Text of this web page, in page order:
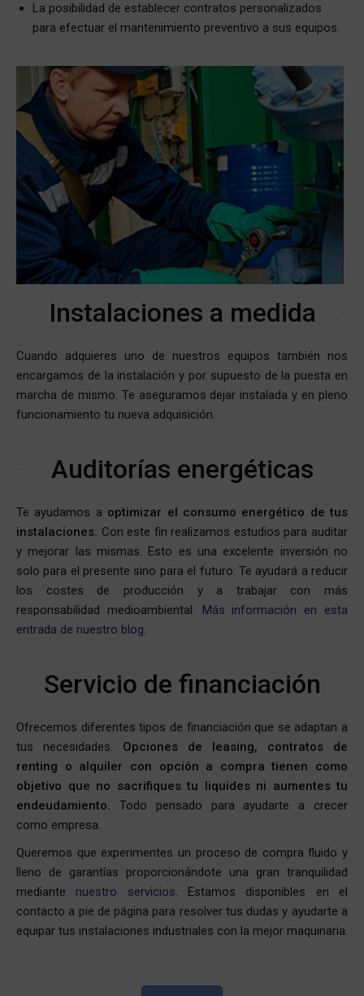
La posibilidad de establecer contratos personalizados
para efectuar el mantenimiento preventivo a sus equipos.
Instalaciones a medida
Cuando adquieres uno de nuestros equipos también nos
encargamos de la instalación y por supuesto de la puesta en
marcha de mismo. Te aseguramos dejar instalada y en pleno
funcionamiento tu nueva adquisición.
Auditorías energéticas
Te ayudamos a optimizar el consumo energético de tus
instalaciones. Con este fin realizamos estudios para auditar
y mejorar las mismas. Esto es una excelente inversión no
solo para el presente sino para el futuro. Te ayudará a reducir
los costes de producción y a trabajar con más
responsabilidad medioambiental. Más información en esta
entrada de nuestro blog.
Servicio de financiación
Ofrecemos diferentes tipos de financiación que se adaptan a
tus necesidades. Opciones de leasing, contratos de
renting o alquiler con opción a compra tienen como
objetivo que no sacrifiques tu liquides ni aumentes tu
endeudamiento. Todo pensado para ayudarte a crecer
como empresa.
Queremos que experimentes un proceso de compra fluido y
lleno de garantías proporcionándote una gran tranquilidad
mediante nuestro servicios. Estamos disponibles en el
contacto a pie de página para resolver tus dudas y ayudarte a
equipar tus instalaciones industriales con la mejor maquinaria.